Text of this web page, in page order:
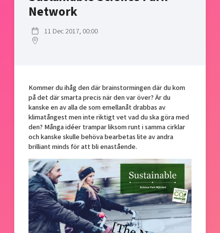
Shaping cities and regions
Bright East
Current offers and activities
Upscaling
Talent & skills
Startup & industry collaboration
Funding opportunities
Our community of companies
Publications
Our clusters
Reach out to us
Locations
Network
11 Dec 2017, 00:00
Kommer du ihåg den där brainstormingen där du kom
på det där smarta precis när den var över? Är du
kanske en av alla de som emellanåt drabbas av
klimatångest men inte riktigt vet vad du ska göra med
den? Många idéer trampar liksom runt i samma cirklar
och kanske skulle behöva bearbetas lite av andra
brilliant minds för att bli enastående.